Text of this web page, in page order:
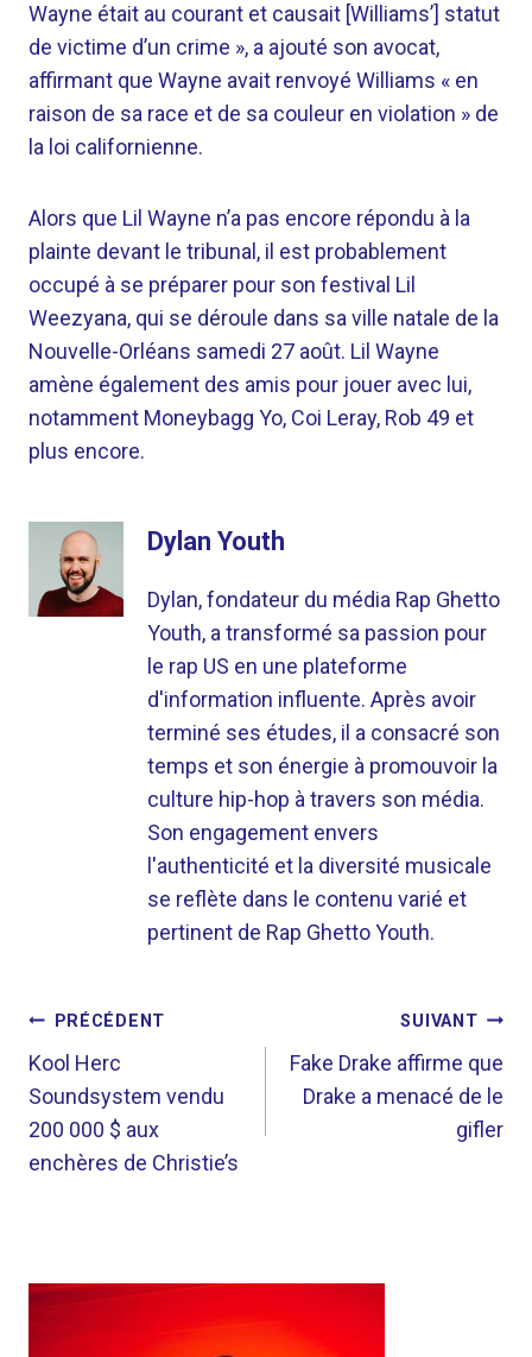
Wayne était au courant et causait [Williams’] statut
de victime d’un crime », a ajouté son avocat,
affirmant que Wayne avait renvoyé Williams « en
raison de sa race et de sa couleur en violation » de
la loi californienne.
Alors que Lil Wayne n’a pas encore répondu à la
plainte devant le tribunal, il est probablement
occupé à se préparer pour son festival Lil
Weezyana, qui se déroule dans sa ville natale de la
Nouvelle-Orléans samedi 27 août. Lil Wayne
amène également des amis pour jouer avec lui,
notamment Moneybagg Yo, Coi Leray, Rob 49 et
plus encore.
Dylan Youth
Dylan, fondateur du média Rap Ghetto
Youth, a transformé sa passion pour
le rap US en une plateforme
d'information influente. Après avoir
terminé ses études, il a consacré son
temps et son énergie à promouvoir la
culture hip-hop à travers son média.
Son engagement envers
l'authenticité et la diversité musicale
se reflète dans le contenu varié et
pertinent de Rap Ghetto Youth.
NAVIGATION
DE
L’ARTICLE
PRÉCÉDENT
Kool Herc
Soundsystem vendu
200 000 $ aux
enchères de Christie’s
SUIVANT
Fake Drake affirme que
Drake a menacé de le
gifler